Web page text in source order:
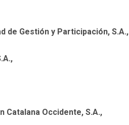
de Gestión y Participación, S.A.,
Catalana Occidente, S.A.,